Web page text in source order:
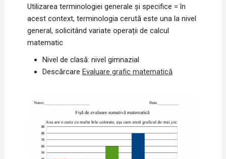
Utilizarea terminologiei generale și specifice = în
acest context, terminologia cerută este una la nivel
general, solicitând variate operații de calcul
matematic
Nivel de clasă: nivel gimnazial
Descărcare Evaluare grafic matematică